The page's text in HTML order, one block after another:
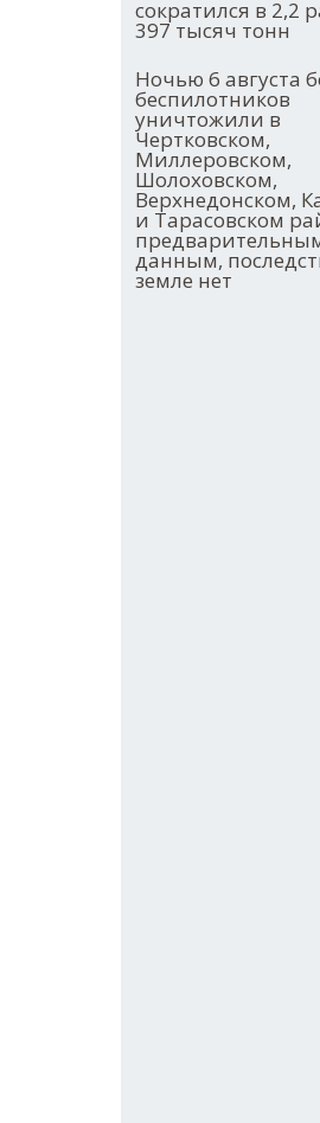
сократился в 2,2
397 тысяч тонн
Ночью 6 августа
беспилотников
уничтожили в
Чертковском,
Миллеровском,
Шолоховском,
Верхнедонском,
и Тарасовском
данным,
земле нет